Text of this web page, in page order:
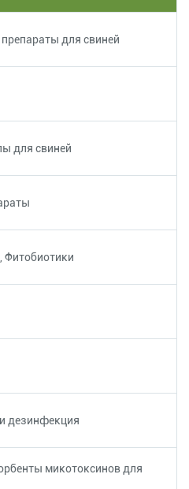
для свиней
для свиней
дезинфекция
микотоксинов для